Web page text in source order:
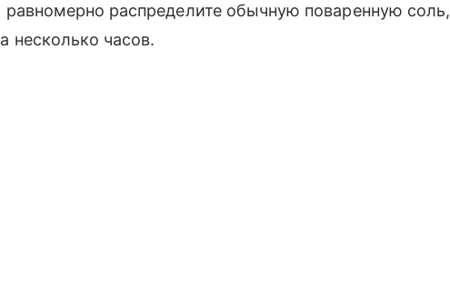
равномерно распределите обычную поваренную соль,
несколько часов.